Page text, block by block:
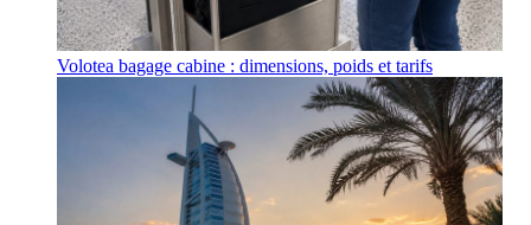
Volotea bagage cabine : dimensions, poids et tarifs